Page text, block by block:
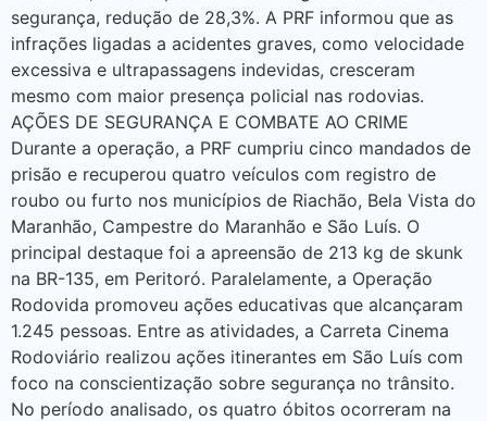
segurança, redução de 28,3%. A PRF informou que as
infrações ligadas a acidentes graves, como velocidade
excessiva e ultrapassagens indevidas, cresceram
mesmo com maior presença policial nas rodovias.
AÇÕES DE SEGURANÇA E COMBATE AO CRIME
Durante a operação, a PRF cumpriu cinco mandados de
prisão e recuperou quatro veículos com registro de
roubo ou furto nos municípios de Riachão, Bela Vista do
Maranhão, Campestre do Maranhão e São Luís. O
principal destaque foi a apreensão de 213 kg de skunk
na BR-135, em Peritoró. Paralelamente, a Operação
Rodovida promoveu ações educativas que alcançaram
1.245 pessoas. Entre as atividades, a Carreta Cinema
Rodoviário realizou ações itinerantes em São Luís com
foco na conscientização sobre segurança no trânsito.
No período analisado, os quatro óbitos ocorreram na